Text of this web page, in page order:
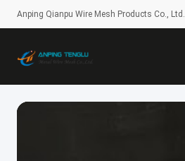
Anping Qianpu Wire Mesh Products Co., Ltd.